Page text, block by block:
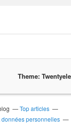
Theme:
Top articles
personnelles